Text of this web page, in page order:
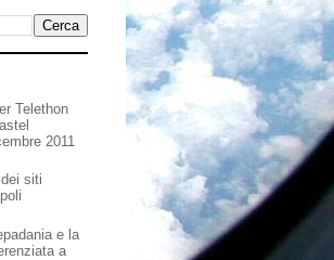
Telethon
2011
siti
e la
a